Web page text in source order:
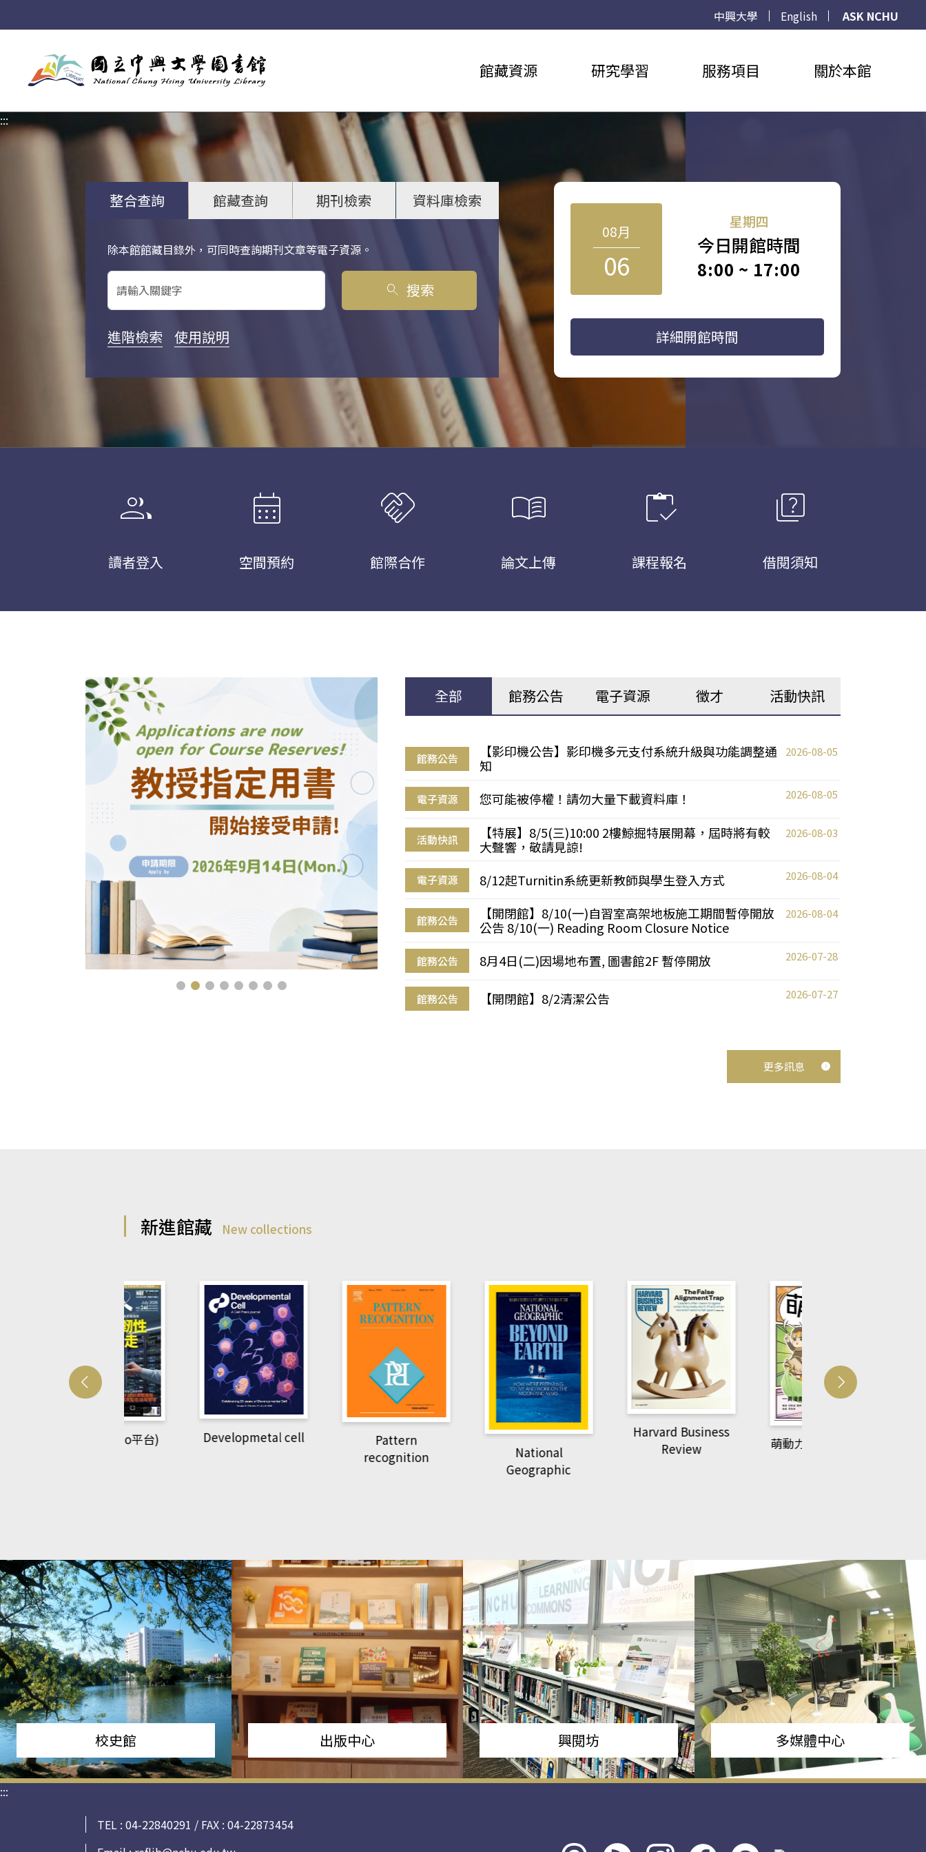
中興大學 English
ASK NCHU
館藏資源 研究學習 服務項目 關於本館
:::
整合查詢 館藏查詢 期刊檢索 資料庫檢索
除本館館藏目錄外，可同時查詢期刊文章等電子資源。
關鍵字搜尋
search 搜索
進階檢索 使用說明
08月
06
星期四
今日開館時間
8:00 ~ 17:00
詳細開館時間
group
讀者登入
calendar_month
空間預約
handshake
館際合作
menu_book
論文上傳
inventory
課程報名
quiz
借閱須知
全部 館務公告 電子資源 徵才 活動快訊
館務公告
【影印機公告】影印機多元支付系統升級與功能調整通
知
2026-08-05
電子資源 您可能被停權！請勿大量下載資料庫！ 2026-08-05
活動快訊
【特展】8/5(三)10:00 2樓鯨掘特展開幕，屆時將有較
大聲響，敬請見諒!
2026-08-03
電子資源 8/12起Turnitin系統更新教師與學生登入方式 2026-08-04
館務公告
【開閉館】8/10(一)自習室高架地板施工期間暫停開放
公告 8/10(一) Reading Room Closure Notice
2026-08-04
館務公告 8月4日(二)因場地布置, 圖書館2F 暫停開放 2026-07-28
館務公告 【開閉館】8/2清潔公告 2026-07-27
更多訊息
新進館藏 New collections
Developmetal cell
Pattern
Harvard Business
萌動力一頁漫畫學生
校史館 出版中心 興閱坊 多媒體中心
:::
TEL : 04-22840291 / FAX : 04-22873454